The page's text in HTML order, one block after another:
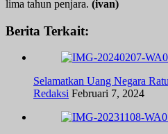
lima tahun penjara. (ivan)
Berita Terkait:
Selamatkan Uang Negara
Redaksi Februari 7, 2024